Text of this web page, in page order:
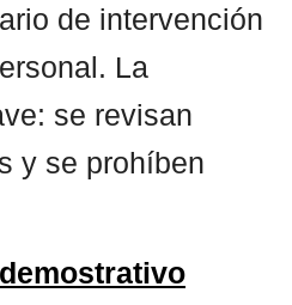
de intervención
La
se revisan
y se prohíben